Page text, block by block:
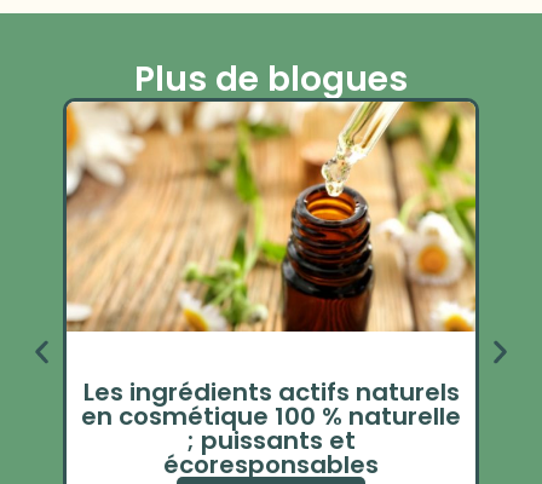
Plus de blogues
Les ingrédients actifs naturels
en cosmétique 100 % naturelle
; puissants et
écoresponsables